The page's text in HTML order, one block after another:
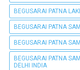
BEGUSARAI PATNA
BEGUSARAI PATNA
BEGUSARAI PATNA
BEGUSARAI PATNA
DELHI INDIA